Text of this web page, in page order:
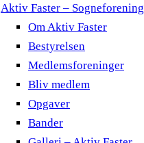
Aktiv Faster – Sogneforening
Om Aktiv Faster
Bestyrelsen
Medlemsforeninger
Bliv medlem
Opgaver
Bander